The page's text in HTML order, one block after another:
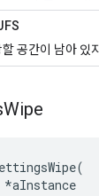
공간이 남아 있
Wipe
(
*aInstance